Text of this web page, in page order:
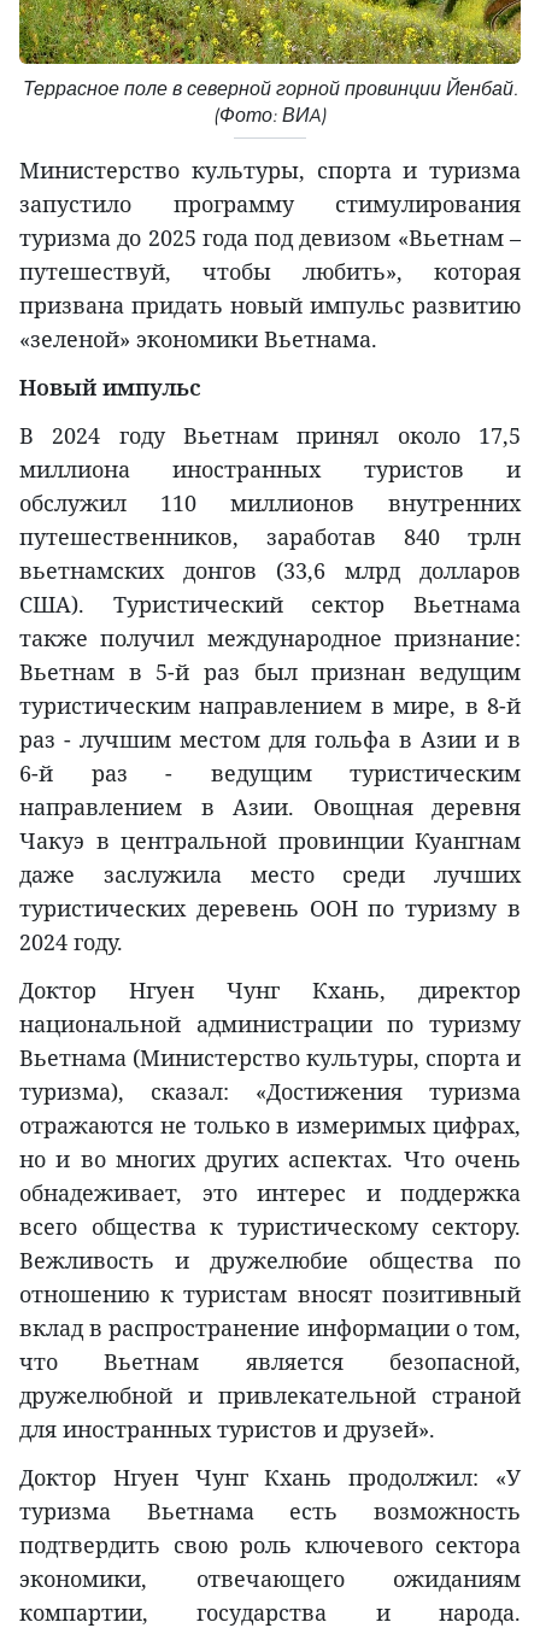
Террасное поле в северной горной провинции Йенбай.
(Фото: ВИA)
Министерство культуры, спорта и туризма
запустило программу стимулирования
туризма до 2025 года под девизом «Вьетнам –
путешествуй, чтобы любить», которая
призвана придать новый импульс развитию
«зеленой» экономики Вьетнама.
Новый импульс
В 2024 году Вьетнам принял около 17,5
миллиона иностранных туристов и
обслужил 110 миллионов внутренних
путешественников, заработав 840 трлн
вьетнамских донгов (33,6 млрд долларов
США). Туристический сектор Вьетнама
также получил международное признание:
Вьетнам в 5-й раз был признан ведущим
туристическим направлением в мире, в 8-й
раз - лучшим местом для гольфа в Азии и в
6-й раз - ведущим туристическим
направлением в Азии. Овощная деревня
Чакуэ в центральной провинции Куангнам
даже заслужила место среди лучших
туристических деревень ООН по туризму в
2024 году.
Доктор Нгуен Чунг Кхань, директор
национальной администрации по туризму
Вьетнама (Министерство культуры, спорта и
туризма), сказал: «Достижения туризма
отражаются не только в измеримых цифрах,
но и во многих других аспектах. Что очень
обнадеживает, это интерес и поддержка
всего общества к туристическому сектору.
Вежливость и дружелюбие общества по
отношению к туристам вносят позитивный
вклад в распространение информации о том,
что Вьетнам является безопасной,
дружелюбной и привлекательной страной
для иностранных туристов и друзей».
Доктор Нгуен Чунг Кхань продолжил: «У
туризма Вьетнама есть возможность
подтвердить свою роль ключевого сектора
экономики, отвечающего ожиданиям
компартии, государства и народа.